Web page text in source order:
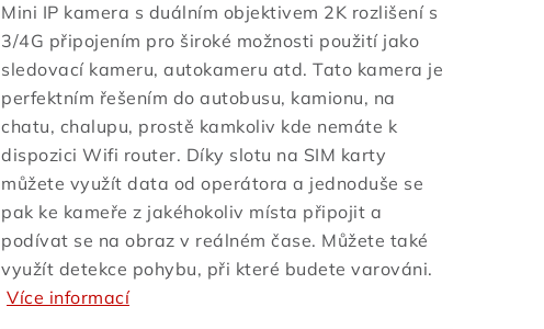
Mini IP kamera s duálním objektivem 2K rozlišení s
3/4G připojením pro široké možnosti použití jako
sledovací kameru, autokameru atd. Tato kamera je
perfektním řešením do autobusu, kamionu, na
chatu, chalupu, prostě kamkoliv kde nemáte k
dispozici Wifi router. Díky slotu na SIM karty
můžete využít data od operátora a jednoduše se
pak ke kameře z jakéhokoliv místa připojit a
podívat se na obraz v reálném čase. Můžete také
využít detekce pohybu, při které budete varováni.
Více informací